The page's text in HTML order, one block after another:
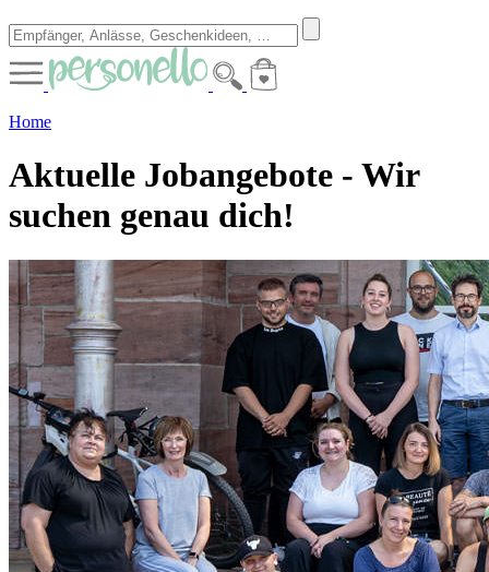
Home
Aktuelle Jobangebote - Wir
suchen genau dich!